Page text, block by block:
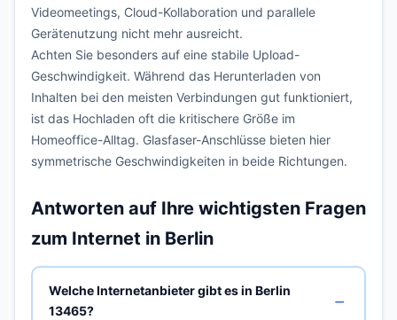
Videomeetings, Cloud-Kollaboration und parallele
Gerätenutzung nicht mehr ausreicht.
Achten Sie besonders auf eine stabile Upload-
Geschwindigkeit. Während das Herunterladen von
Inhalten bei den meisten Verbindungen gut funktioniert,
ist das Hochladen oft die kritischere Größe im
Homeoffice-Alltag. Glasfaser-Anschlüsse bieten hier
symmetrische Geschwindigkeiten in beide Richtungen.
Antworten auf Ihre wichtigsten Fragen
zum Internet in Berlin
Welche Internetanbieter gibt es in Berlin
13465?